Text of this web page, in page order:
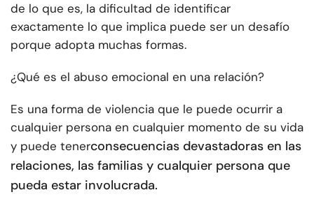
de lo que es, la dificultad de identificar
exactamente lo que implica puede ser un desafío
porque adopta muchas formas.
¿Qué es el abuso emocional en una relación?
Es una forma de violencia que le puede ocurrir a
cualquier persona en cualquier momento de su vida
y puede tenerconsecuencias devastadoras en las
relaciones, las familias y cualquier persona que
pueda estar involucrada.